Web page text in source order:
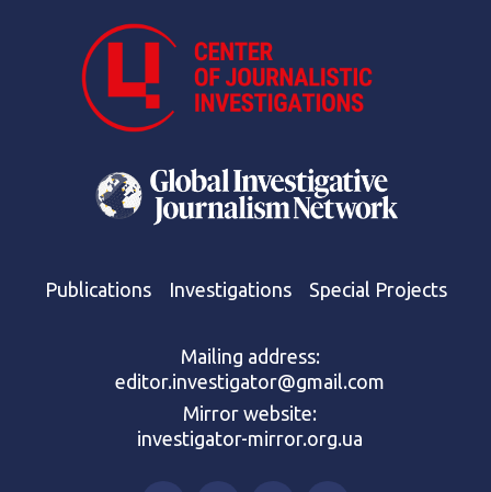
Publications Investigations Special Projects
Mailing address:
editor.investigator@gmail.com
Mirror website:
investigator-mirror.org.ua